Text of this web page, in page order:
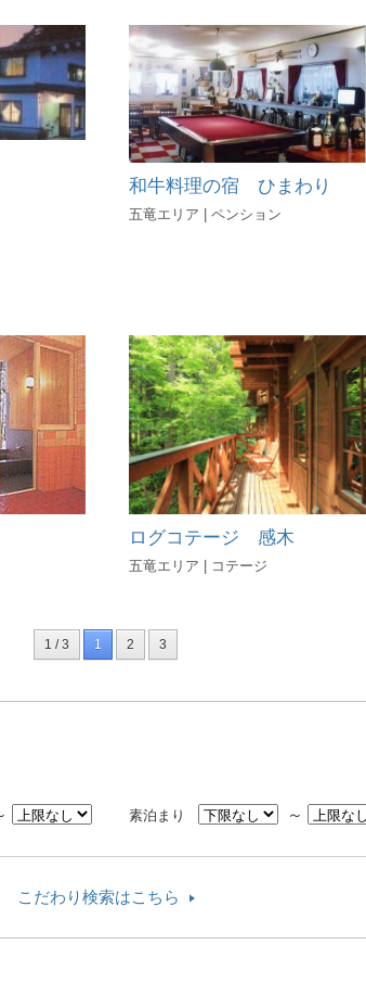
和牛料理の宿 ひまわり
五竜エリア | ペンション
ログコテージ 感木
五竜エリア | コテージ
1 / 3 1 2 3
素泊まり ～
こだわり検索はこちら